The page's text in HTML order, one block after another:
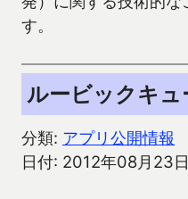
す。
ルービックキュ
分類: アプリ公開情報
日付: 2012年08月23